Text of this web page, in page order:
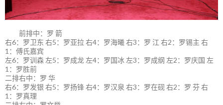
前排中：罗 箭
右6：罗卫东 右5：罗亚拉 右4：罗海曦 右3：罗 江 右2：罗锡主 右
1：傅氏嘉宾
左6：罗训森 左5：罗成龙 左4：罗国冰 左3：罗成纲 左2：罗庆国 左
1：罗胜前
二排右中：罗 华
右6：罗发银 右5：罗扬锋 右4：罗汉泉 右3：罗在砚 右2：罗 芬 右
1：罗真理